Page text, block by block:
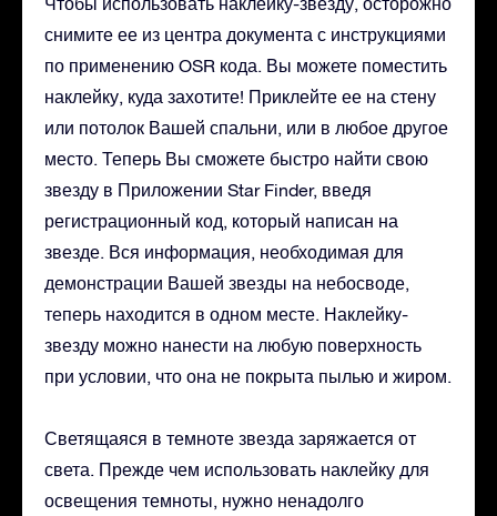
снимите ее из центра документа с инструкциями
по применению OSR кода. Вы можете поместить
наклейку, куда захотите! Приклейте ее на стену
или потолок Вашей спальни, или в любое другое
место. Теперь Вы сможете быстро найти свою
звезду в Приложении Star Finder, введя
регистрационный код, который написан на
звезде. Вся информация, необходимая для
демонстрации Вашей звезды на небосводе,
теперь находится в одном месте. Наклейку-
звезду можно нанести на любую поверхность
при условии, что она не покрыта пылью и жиром.
Светящаяся в темноте звезда заряжается от
света. Прежде чем использовать наклейку для
освещения темноты, нужно ненадолго